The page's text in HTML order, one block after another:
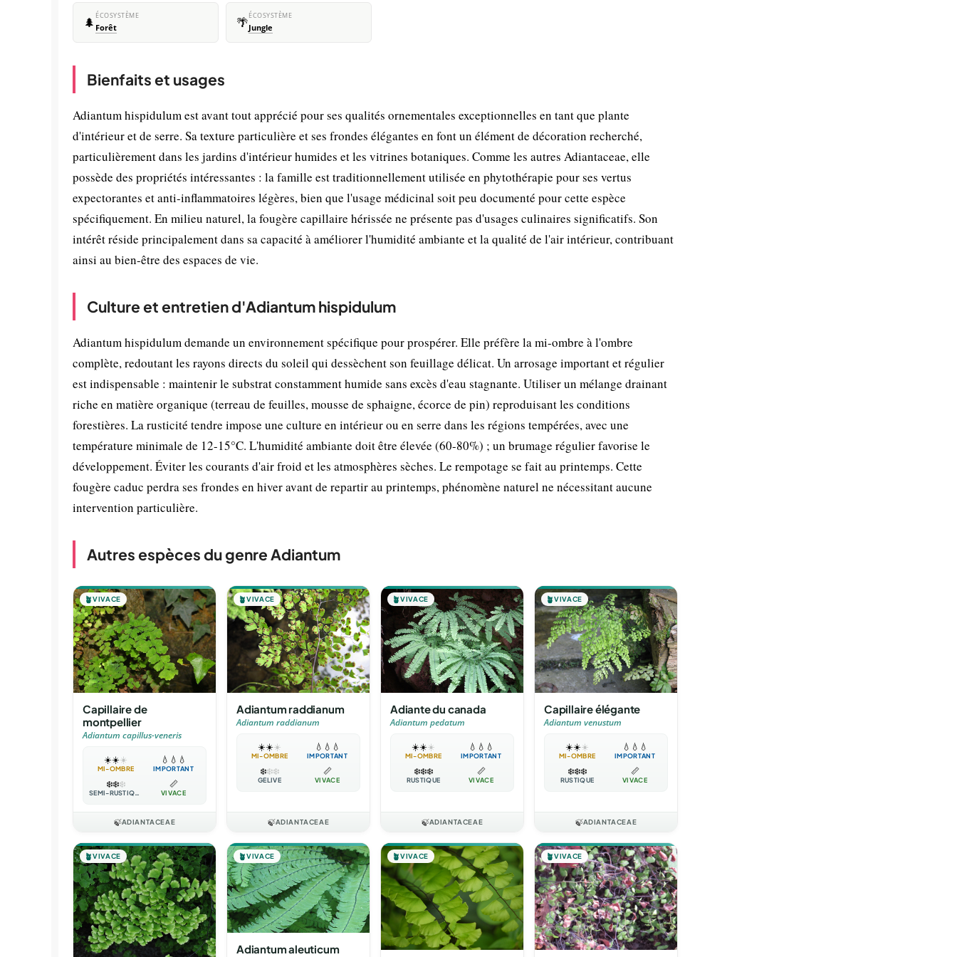
🌲 ÉCOSYSTÈME
Forêt 🌴ÉCOSYSTÈME
Jungle
Bienfaits et usages
Adiantum hispidulum est avant tout apprécié pour ses qualités ornementales exceptionnelles en tant que plante
d'intérieur et de serre. Sa texture particulière et ses frondes élégantes en font un élément de décoration recherché,
particulièrement dans les jardins d'intérieur humides et les vitrines botaniques. Comme les autres Adiantaceae, elle
possède des propriétés intéressantes : la famille est traditionnellement utilisée en phytothérapie pour ses vertus
expectorantes et anti-inflammatoires légères, bien que l'usage médicinal soit peu documenté pour cette espèce
spécifiquement. En milieu naturel, la fougère capillaire hérissée ne présente pas d'usages culinaires significatifs. Son
intérêt réside principalement dans sa capacité à améliorer l'humidité ambiante et la qualité de l'air intérieur, contribuant
ainsi au bien-être des espaces de vie.
Culture et entretien d'Adiantum hispidulum
Adiantum hispidulum demande un environnement spécifique pour prospérer. Elle préfère la mi-ombre à l'ombre
complète, redoutant les rayons directs du soleil qui dessèchent son feuillage délicat. Un arrosage important et régulier
est indispensable : maintenir le substrat constamment humide sans excès d'eau stagnante. Utiliser un mélange drainant
riche en matière organique (terreau de feuilles, mousse de sphaigne, écorce de pin) reproduisant les conditions
forestières. La rusticité tendre impose une culture en intérieur ou en serre dans les régions tempérées, avec une
température minimale de 12-15°C. L'humidité ambiante doit être élevée (60-80%) ; un brumage régulier favorise le
développement. Éviter les courants d'air froid et les atmosphères sèches. Le rempotage se fait au printemps. Cette
fougère caduc perdra ses frondes en hiver avant de repartir au printemps, phénomène naturel ne nécessitant aucune
intervention particulière.
Autres espèces du genre Adiantum
🪴VIVACE
Capillaire de
montpellier
Adiantum capillus-veneris
☀️☀️☀️
MI-OMBRE
💧 💧 💧
IMPORTANT
❄️❄️❄️
SEMI-RUSTIQUE
📏
VIVACE
🍃ADIANTACEAE
🪴VIVACE
Adiantum raddianum
Adiantum raddianum
☀️☀️☀️
MI-OMBRE
💧 💧 💧
IMPORTANT
❄️❄️❄️
GÉLIVE
📏
VIVACE
🍃ADIANTACEAE
🪴VIVACE
Adiante du canada
Adiantum pedatum
☀️☀️☀️
MI-OMBRE
💧 💧 💧
IMPORTANT
❄️❄️❄️
RUSTIQUE
📏
VIVACE
🍃ADIANTACEAE
🪴VIVACE
Capillaire élégante
Adiantum venustum
☀️☀️☀️
MI-OMBRE
💧 💧 💧
IMPORTANT
❄️❄️❄️
RUSTIQUE
📏
VIVACE
🍃ADIANTACEAE
🪴VIVACE 🪴VIVACE
Adiantum aleuticum
🪴VIVACE 🪴VIVACE